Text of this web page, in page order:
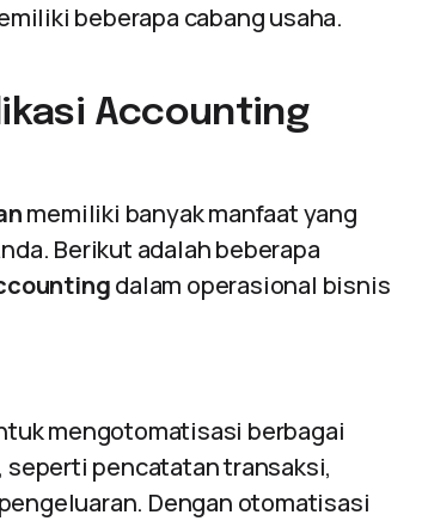
beberapa cabang usaha.
Accounting
memiliki banyak manfaat yang
Berikut adalah beberapa
dalam operasional bisnis
mengotomatisasi berbagai
seperti pencatatan transaksi,
Dengan otomatisasi